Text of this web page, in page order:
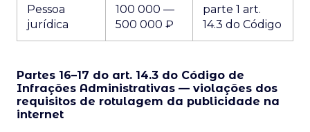
Pessoa
jurídica
100 000 —
500 000 ₽
parte 1 art.
14.3 do Código
Partes 16–17 do art. 14.3 do Código de
Infrações Administrativas — violações dos
requisitos de rotulagem da publicidade na
internet